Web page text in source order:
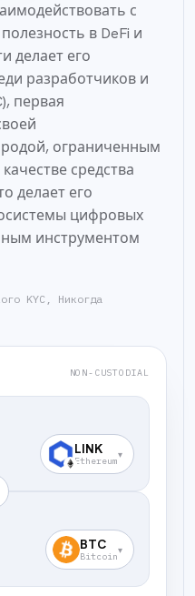
с
в DeFi и
делает его
разработчиков и
первая
ограниченным
средства
делает его
цифровых
инструментом
KYC, Никогда
NON-CUSTODIAL
LINK
Ethereum
▾
BTC
Bitcoin
▾